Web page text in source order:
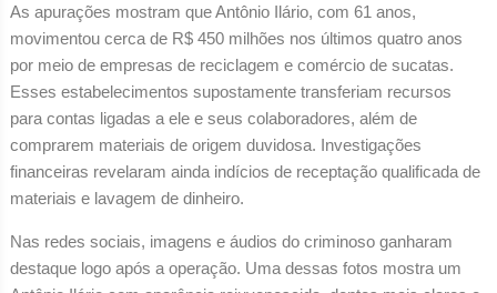
As apurações mostram que Antônio Ilário, com 61 anos,
movimentou cerca de R$ 450 milhões nos últimos quatro anos
por meio de empresas de reciclagem e comércio de sucatas.
Esses estabelecimentos supostamente transferiam recursos
para contas ligadas a ele e seus colaboradores, além de
comprarem materiais de origem duvidosa. Investigações
financeiras revelaram ainda indícios de receptação qualificada de
materiais e lavagem de dinheiro.
Nas redes sociais, imagens e áudios do criminoso ganharam
destaque logo após a operação. Uma dessas fotos mostra um